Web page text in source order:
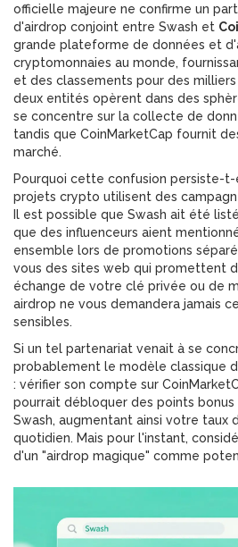
officielle majeure ne confirme un
d'airdrop conjoint entre Swash et
grande plateforme de données et
cryptomonnaies au monde,
et des classements pour des
deux entités opèrent dans des
se concentre sur la collecte de
tandis que CoinMarketCap fournit
marché.
Pourquoi cette confusion persiste-t-
projets crypto utilisent des
Il est possible que Swash ait été
que des influenceurs aient
ensemble lors de promotions
vous des sites web qui promettent
échange de votre clé privée ou de
airdrop ne vous demandera jamais
sensibles.
Si un tel partenariat venait à se
probablement le modèle classique
: vérifier son compte sur
pourrait débloquer des points bonus
Swash, augmentant ainsi votre taux
quotidien. Mais pour l'instant,
d'un "airdrop magique" comme